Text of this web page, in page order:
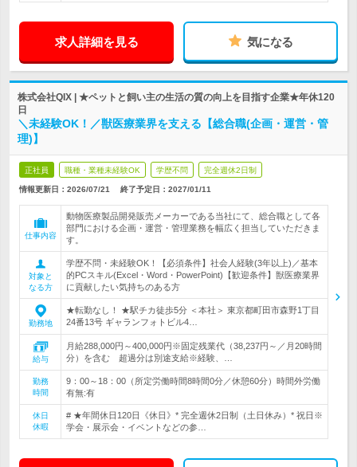
求人詳細を見る 気になる
株式会社QIX | ★ペットと飼い主の生活の質の向上を目指す企業★年休120
日
＼未経験OK！／獣医療業界を支える【総合職(企画・運営・管
理)】
正社員 職種・業種未経験OK 学歴不問 完全週休2日制
情報更新日：2026/07/21 終了予定日： 2027/01/11
仕事内容
動物医療製品開発販売メーカーである当社にて、総合職として各
部門における企画・運営・管理業務を幅広く担当していただきま
す。
対象と
なる方
学歴不問・未経験OK！【必須条件】社会人経験(3年以上)／基本
的PCスキル(Excel・Word・PowerPoint)【歓迎条件】獣医療業界
に貢献したい気持ちのある方
勤務地
★転勤なし！ ★駅チカ徒歩5分 ＜本社＞ 東京都町田市森野1丁目
24番13号 ギャランフォトビル4…
給与
月給288,000円～400,000円※固定残業代（38,237円～／月20時間
分）を含む 超過分は別途支給※経験、…
勤務
時間
9：00～18：00（所定労働時間8時間0分／休憩60分）時間外労働
有無:有
休日
休暇
# ★年間休日120日《休日》* 完全週休2日制（土日休み）* 祝日※
学会・展示会・イベントなどの参…